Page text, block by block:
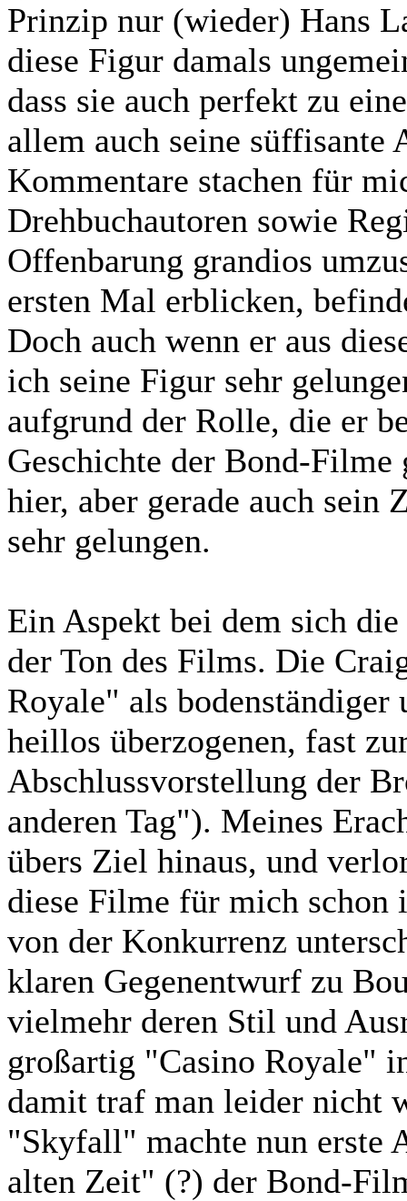
Prinzip nur (wieder) Hans
diese Figur damals
dass sie auch perfekt zu
allem auch seine süffisante
Kommentare stachen für
Drehbuchautoren sowie
Offenbarung grandios
ersten Mal erblicken,
Doch auch wenn er aus
ich seine Figur sehr
aufgrund der Rolle, die er
Geschichte der Bond-
hier, aber gerade auch sein
sehr gelungen.
Ein Aspekt bei dem sich
der Ton des Films. Die
Royale" als bodenständiger
heillos überzogenen, fast
Abschlussvorstellung der
anderen Tag"). Meines
übers Ziel hinaus, und
diese Filme für mich schon
von der Konkurrenz
klaren Gegenentwurf zu
vielmehr deren Stil und
großartig "Casino Royale"
damit traf man leider nicht
"Skyfall" machte nun erste
alten Zeit" (?) der Bond-